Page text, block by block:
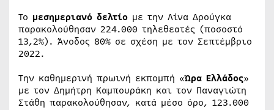
Το μεσημεριανό δελτίο με την Λίνα Δρούγκα
παρακολούθησαν 224.000 τηλεθεατές (ποσοστό
13,2%). Άνοδος 80% σε σχέση με τον Σεπτέμβριο
2022.
Την καθημερινή πρωινή εκπομπή «Ώρα Ελλάδος»
με τον Δημήτρη Καμπουράκη και τον Παναγιώτη
Στάθη παρακολούθησαν, κατά μέσο όρο, 123.000